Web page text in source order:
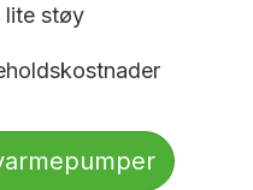
lite støy